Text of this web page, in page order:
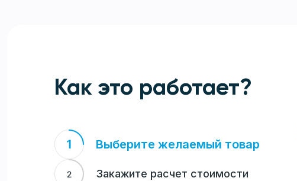
Как это работает?
Выберите желаемый товар
Закажите расчет стоимости